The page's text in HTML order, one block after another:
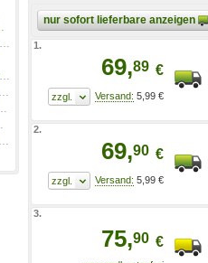
nur sofort lieferbare anzeigen
1.
69,89 €
5,99 €
2.
69,90 €
5,99 €
3.
75,90 €